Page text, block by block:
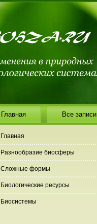
Главная Все записи
Главная
Разнообразие биосферы
Сложные формы
Биологические ресурсы
Биосистемы